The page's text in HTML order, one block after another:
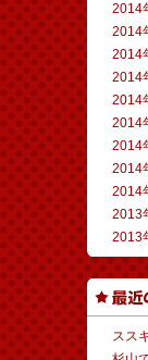
2014
2014
2014
2014
2014
2014
2014
2014
2014
2013
2013
スス